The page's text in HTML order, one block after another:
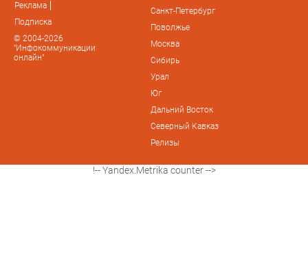
Реклама
Подписка
© 2004-2026
"Инфокоммуникации
онлайн"
Санкт-Петербург
Поволжье
Москва
Сибирь
Урал
Юг
Дальний Восток
Северный Кавказ
Релизы
!-- Yandex.Metrika counter -->